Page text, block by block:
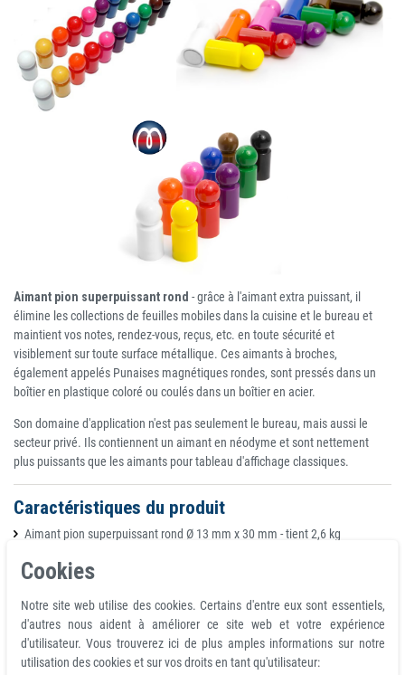
Aimant pion superpuissant rond - grâce à l'aimant extra puissant, il
élimine les collections de feuilles mobiles dans la cuisine et le bureau et
maintient vos notes, rendez-vous, reçus, etc. en toute sécurité et
visiblement sur toute surface métallique. Ces aimants à broches,
également appelés Punaises magnétiques rondes, sont pressés dans un
boîtier en plastique coloré ou coulés dans un boîtier en acier.
Son domaine d'application n'est pas seulement le bureau, mais aussi le
secteur privé. Ils contiennent un aimant en néodyme et sont nettement
plus puissants que les aimants pour tableau d'affichage classiques.
Caractéristiques du produit
Aimant pion superpuissant rond Ø 13 mm x 30 mm - tient 2,6 kg
Force d'adhérence d'environ 2,6 kg (environ 26 N)
Diamètre 13 mm
Hauteur 30 mm
Peut contenir 12 feuilles A4 sur le tableau blanc
Poids 5 g
Cookies
Notre site web utilise des cookies. Certains d'entre eux sont essentiels,
d'autres nous aident à améliorer ce site web et votre expérience
d'utilisateur. Vous trouverez ici de plus amples informations sur notre
utilisation des cookies et sur vos droits en tant qu'utilisateur: